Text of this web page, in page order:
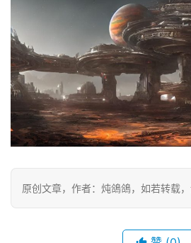
原创文章，作者：炖鴿鴿，如若转载，